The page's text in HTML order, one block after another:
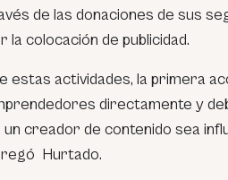
de las donaciones de sus
la colocación de publicidad.
estas actividades, la primera
directamente y
un creador de contenido sea
Hurtado.